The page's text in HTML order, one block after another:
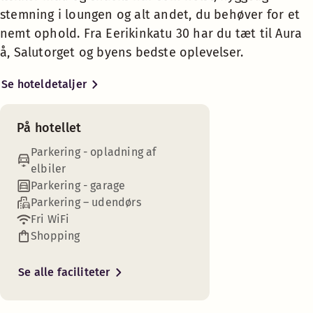
stemning i loungen og alt andet, du behøver for et
nemt ophold. Fra Eerikinkatu 30 har du tæt til Aura
å, Salutorget og byens bedste oplevelser.
Se hoteldetaljer
På hotellet
Parkering - opladning af
elbiler
Parkering - garage
Parkering – udendørs
Fri WiFi
Shopping
Se alle faciliteter
Golfbane (0-30 km)
Handicapparkering
døren, klar når du er.
Turku er porten til en spektakulær skærgård. Gå en tur langs
Aura å, slå dig ned på en hyggelig café, shop på livlige
udgangspunkt for at opleve alt, hvad byen har at byde på!